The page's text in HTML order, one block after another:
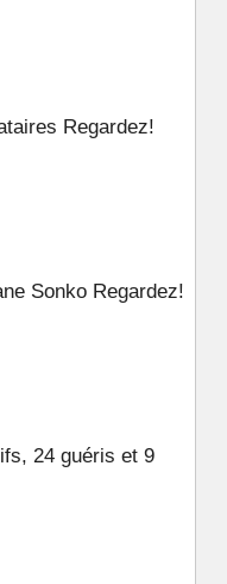
Regardez!
Sonko Regardez!
24 guéris et 9